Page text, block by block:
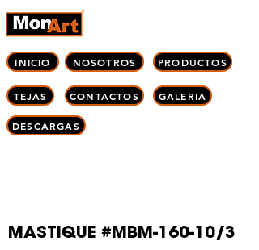
PRODUCTOS
DESCARGAS
GALERIA
TEJAS CONTACTOS
INICIO NOSOTROS
MASTIQUE #MBM-160-10/3